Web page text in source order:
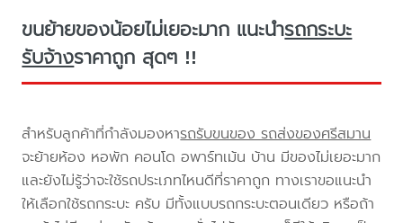
ขนย้ายของน้อยไม่เยอะมาก แนะนำรถกระบะ
รับจ้างราคาถูก สุดๆ !!
สำหรับลูกค้าที่กำลังมองหารถรับขนของ รถส่งของศรีสมาน
จะย้ายห้อง หอพัก คอนโด อพาร์ทเม้น บ้าน มีของไม่เยอะมาก
และยังไม่รู้ว่าจะใช้รถประเภทไหนดีที่ราคาถูก ทางเราขอแนะนำ
ให้เลือกใช้รถกระบะ ครับ มีทั้งแบบรถกระบะตอนเดียว หรือถ้า